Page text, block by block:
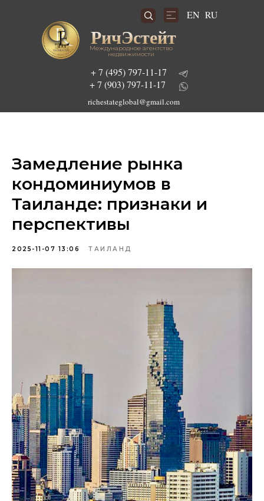
Международное агентство
недвижимости
РичЭстейт
+ 7 (903) 797-11-17
+ 7 (495) 797-11-17
richestateglobal@gmail.com
EN RU
Замедление рынка
кондоминиумов в
Таиланде: признаки и
перспективы
2025-11-07 13:06 ТАИЛАНД